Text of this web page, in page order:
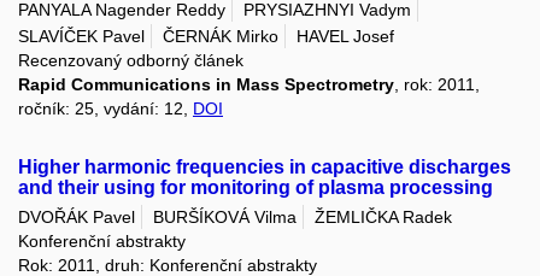
PANYALA Nagender Reddy
PRYSIAZHNYI Vadym
SLAVÍČEK Pavel
ČERNÁK Mirko
HAVEL Josef
Recenzovaný odborný článek
Rapid Communications in Mass Spectrometry , rok: 2011,
ročník: 25, vydání: 12, DOI
Higher harmonic frequencies in capacitive discharges
and their using for monitoring of plasma processing
DVOŘÁK Pavel BURŠÍKOVÁ Vilma
ŽEMLIČKA Radek
Konferenční abstrakty
Rok: 2011, druh: Konferenční abstrakty